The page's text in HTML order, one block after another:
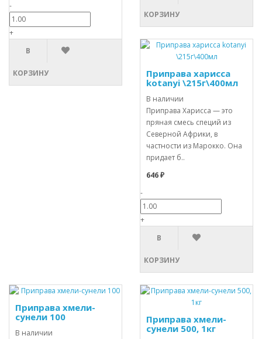
-
+
В
КОРЗИНУ
КОРЗИНУ
Приправа харисса
kotanyi \215г\400мл
В наличии
Приправа Харисса — это
пряная смесь специй из
Северной Африки, в
частности из Марокко. Она
придает б..
646 ₽
-
+
В
КОРЗИНУ
Приправа хмели-
сунели 100
В наличии
Приправа хмели-
сунели 500, 1кг